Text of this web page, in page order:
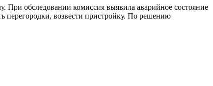
При обследовании комиссия выявила аварийное состояние
перегородки, возвести пристройку. По решению